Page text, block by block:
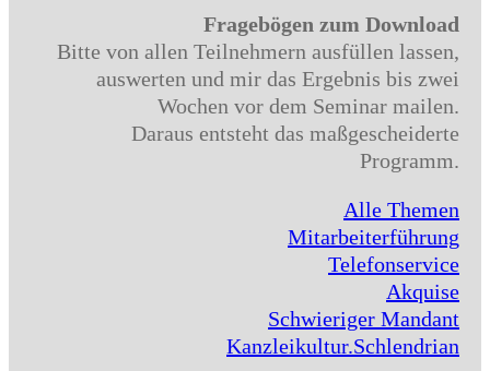
Fragebögen zum Download
Bitte von allen Teilnehmern ausfüllen lassen,
auswerten und mir das Ergebnis bis zwei
Wochen vor dem Seminar mailen.
Daraus entsteht das maßgescheiderte
Programm.
Alle Themen
Mitarbeiterführung
Telefonservice
Akquise
Schwieriger Mandant
Kanzleikultur.Schlendrian